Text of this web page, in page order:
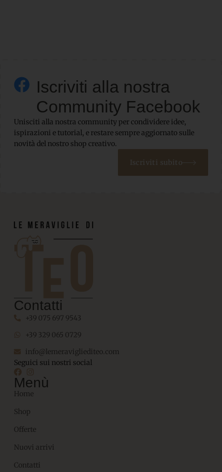
Iscriviti alla nostra
Community Facebook
Unisciti alla nostra community per condividere idee,
ispirazioni e tutorial, e restare sempre aggiornato sulle
novità del nostro shop creativo.
Iscriviti subito
Contatti
+39 075 697 9543
+39 329 065 0729
info@lemeravigliediteo.com
Seguici sui nostri social
Menù
Home
Shop
Offerte
Nuovi arrivi
Contatti